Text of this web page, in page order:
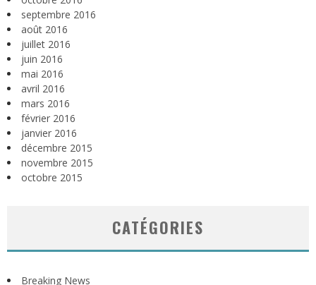
septembre 2016
août 2016
juillet 2016
juin 2016
mai 2016
avril 2016
mars 2016
février 2016
janvier 2016
décembre 2015
novembre 2015
octobre 2015
CATÉGORIES
Breaking News